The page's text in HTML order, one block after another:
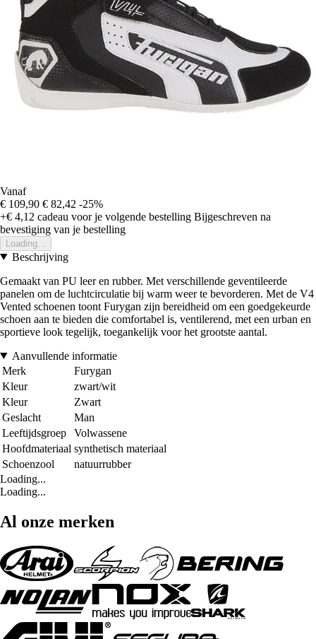
Vanaf
€ 109,90 € 82,42 -25%
+€ 4,12 cadeau voor je volgende bestelling Bijgeschreven na
bevestiging van je bestelling
Loading...
Beschrijving
Gemaakt van PU leer en rubber. Met verschillende geventileerde
panelen om de luchtcirculatie bij warm weer te bevorderen. Met de V4
Vented schoenen toont Furygan zijn bereidheid om een goedgekeurde
schoen aan te bieden die comfortabel is, ventilerend, met een urban en
sportieve look tegelijk, toegankelijk voor het grootste aantal.
Aanvullende informatie
Merk
Furygan
Kleur
zwart/wit
Kleur
Zwart
Geslacht
Man
Leeftijdsgroep
Volwassene
Hoofdmateriaal synthetisch materiaal
Schoenzool
natuurrubber
Loading...
Loading...
Al onze merken